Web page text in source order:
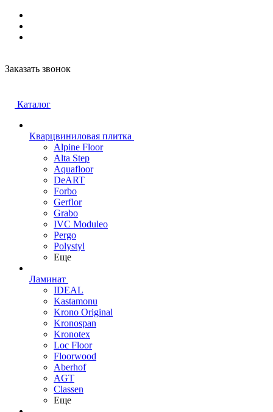
Заказать звонок
Каталог
Кварцвиниловая плитка
Alpine Floor
Alta Step
Aquafloor
DeART
Forbo
Gerflor
Grabo
IVC Moduleo
Pergo
Polystyl
Еще
Ламинат
IDEAL
Kastamonu
Krono Original
Kronospan
Kronotex
Loc Floor
Floorwood
Aberhof
AGT
Classen
Еще